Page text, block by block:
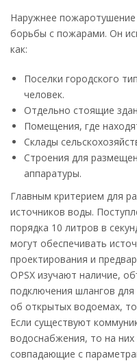
Наружнее
борьбы с пожарами. Он
как:
Поселки городского
человек.
Отдельно стоящие
Помещения, где
Склады
Строения для
аппаратуры.
Главным критерием для
источников воды.
порядка 10 литров в
могут обеспечивать
проектирования и
OPSX изучают наличие,
подключения шлангов
об открытых водоемах,
Если существуют
водоснабжения, то на них
совпадающие с